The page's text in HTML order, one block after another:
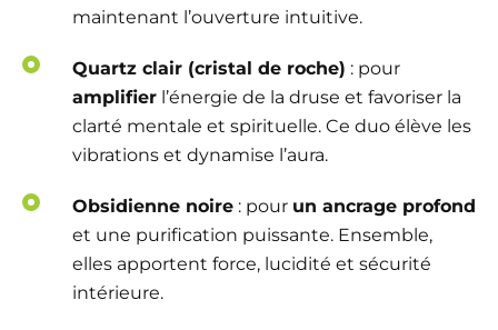
maintenant l’ouverture intuitive.
Quartz clair (cristal de roche) : pour
amplifier l’énergie de la druse et favoriser la
clarté mentale et spirituelle. Ce duo élève les
vibrations et dynamise l’aura.
Obsidienne noire : pour un ancrage profond
et une purification puissante. Ensemble,
elles apportent force, lucidité et sécurité
intérieure.